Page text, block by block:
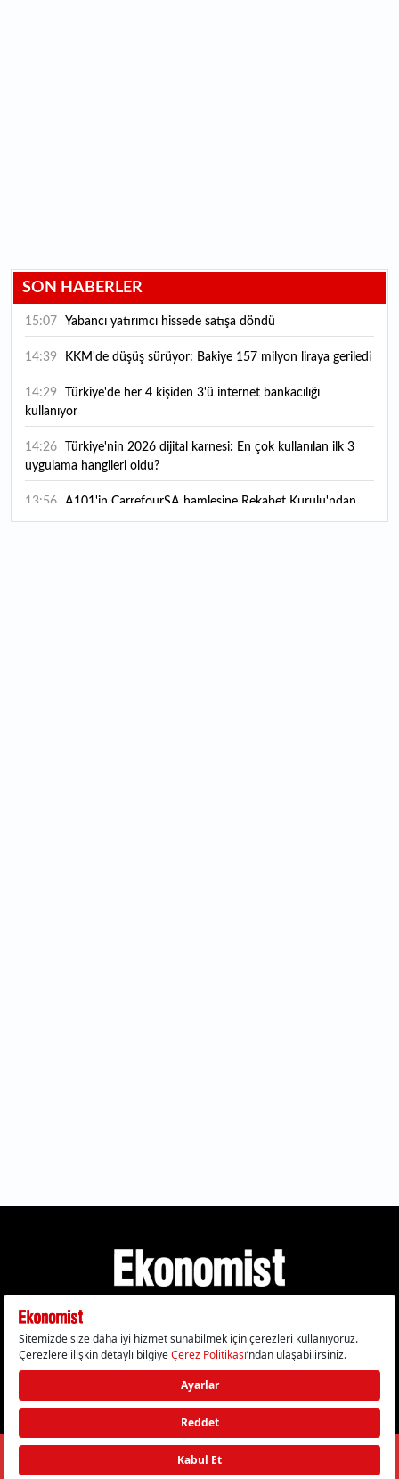
SON HABERLER
15:07 Yabancı yatırımcı hissede satışa döndü
14:39 KKM'de düşüş sürüyor: Bakiye 157 milyon liraya geriledi
14:29
kullanıyor
14:26
uygulama hangileri oldu?
13:56
şartlı onay
Gizlilik Politikası Çerez Politikası Çerezleri Sıfırla
KVKK Metni Künye İletişim
© 2026 Ekonomist - Tüm hakları saklıdır.